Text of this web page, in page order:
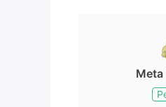
Meta